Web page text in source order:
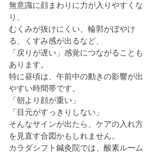
無意識に顔まわりに力が入りやすくな
り、
むくみが抜けにくい、輪郭がぼやけ
る、くすみ感が出るなど、
「戻りが遅い」感覚につながることも
あります。
特に昼頃は、午前中の動きの影響が出
やすい時間帯です。
「朝より顔が重い」
「目元がすっきりしない」
そんなサインが出たら、ケアの入れ方
を見直す合図かもしれません。
カラダシフト鍼灸院では、酸素ルーム